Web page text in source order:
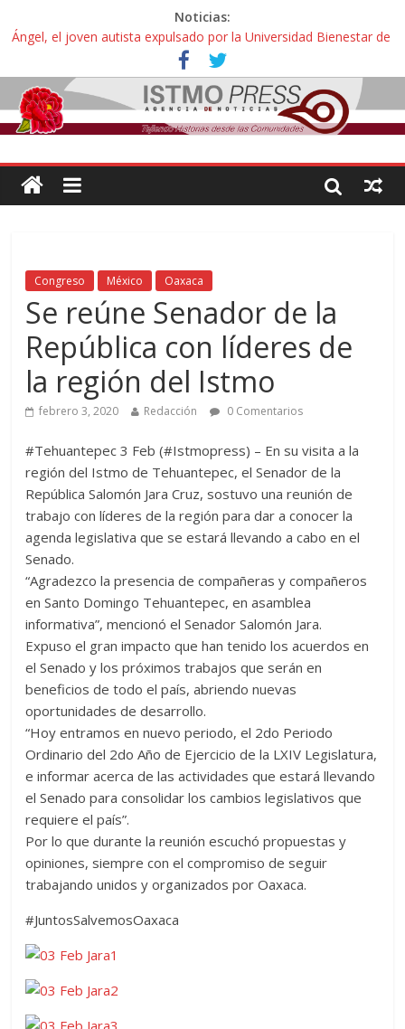
Noticias:
Ángel, el joven autista expulsado por la Universidad Bienestar de
Ixtepec, Oaxaca vuelve a las aulas tras amparo
Familiares de periodista Alejandro Leyva se reúnen con titular de
la SEGOB y exigen detener a los autores materiales e
intelectuales de su asesinato
Alertan pescadores de Juchitán, Oaxaca de nuevo despojo de su
Pescadores y comuneros ikoots detienen la extracción ilegal de
material pétreo de gravera Oyamel
Congreso México Oaxaca
Se reúne Senador de la
República con líderes de
la región del Istmo
febrero 3, 2020 Redacción 0 Comentarios
#Tehuantepec 3 Feb (#Istmopress) – En su visita a la
región del Istmo de Tehuantepec, el Senador de la
República Salomón Jara Cruz, sostuvo una reunión de
trabajo con líderes de la región para dar a conocer la
agenda legislativa que se estará llevando a cabo en el
Senado.
“Agradezco la presencia de compañeras y compañeros
en Santo Domingo Tehuantepec, en asamblea
informativa”, mencionó el Senador Salomón Jara.
Expuso el gran impacto que han tenido los acuerdos en
el Senado y los próximos trabajos que serán en
beneficios de todo el país, abriendo nuevas
oportunidades de desarrollo.
“Hoy entramos en nuevo periodo, el 2do Periodo
Ordinario del 2do Año de Ejercicio de la LXIV Legislatura,
e informar acerca de las actividades que estará llevando
el Senado para consolidar los cambios legislativos que
requiere el país”.
Por lo que durante la reunión escuchó propuestas y
opiniones, siempre con el compromiso de seguir
trabajando unidos y organizados por Oaxaca.
#JuntosSalvemosOaxaca